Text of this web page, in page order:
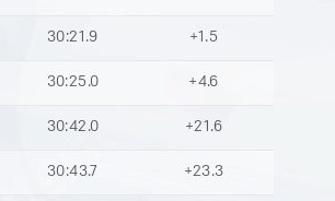
30:21.9 +1.5
30:25.0 +4.6
30:42.0 +21.6
30:43.7 +23.3